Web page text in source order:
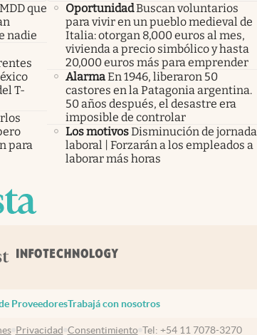
que
nadie
T-
para
OportunidadBuscan voluntarios
para vivir en un pueblo medieval de
Italia: otorgan 8,000 euros al mes,
vivienda a precio simbólico y hasta
20,000 euros más para emprender
AlarmaEn 1946, liberaron 50
castores en la Patagonia argentina.
50 años después, el desastre era
imposible de controlar
Los motivosDisminución de jornada
laboral | Forzarán a los empleados a
laborar más horas
ProveedoresTrabajá con nosotros
Privacidad Consentimiento Tel: +54 11 7078-3270